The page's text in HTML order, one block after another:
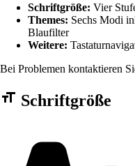
Schriftgröße: Vier
Themes: Sechs Modi
Blaufilter
Weitere:
Bei Problemen kontaktieren
Barrierefreiheit
Schriftgröße